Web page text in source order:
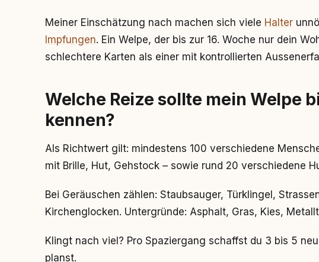
Meiner Einschätzung nach machen sich viele Halter
Impfungen. Ein Welpe, der bis zur 16. Woche nur dein
schlechtere Karten als einer mit kontrollierten
Welche Reize sollte mein Welpe
kennen?
Als Richtwert gilt: mindestens 100 verschiedene
mit Brille, Hut, Gehstock – sowie rund 20 verschiedene
Bei Geräuschen zählen: Staubsauger, Türklingel,
Kirchenglocken. Untergründe: Asphalt, Gras, Kies,
Klingt nach viel? Pro Spaziergang schaffst du 3 bis 5
planst.